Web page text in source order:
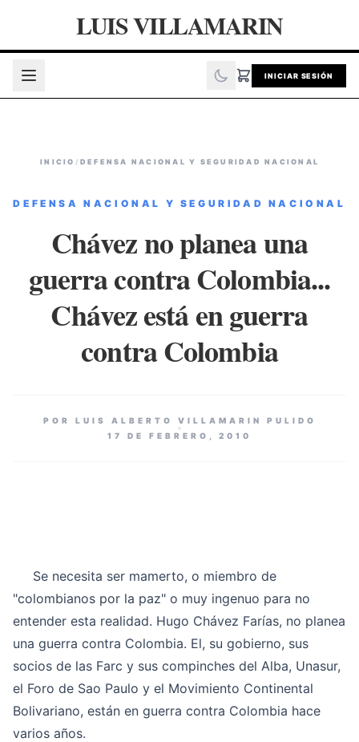
LUIS VILLAMARIN
INICIAR SESIÓN
INICIO / DEFENSA NACIONAL Y SEGURIDAD NACIONAL
DEFENSA NACIONAL Y SEGURIDAD NACIONAL
Chávez no planea una
guerra contra Colombia...
Chávez está en guerra
contra Colombia
POR LUIS ALBERTO VILLAMARIN PULIDO
17 DE FEBRERO, 2010
Se necesita ser mamerto, o miembro de
"colombianos por la paz" o muy ingenuo para no
entender esta realidad. Hugo Chávez Farías, no planea
una guerra contra Colombia. El, su gobierno, sus
socios de las Farc y sus compinches del Alba, Unasur,
el Foro de Sao Paulo y el Movimiento Continental
Bolivariano, están en guerra contra Colombia hace
varios años.